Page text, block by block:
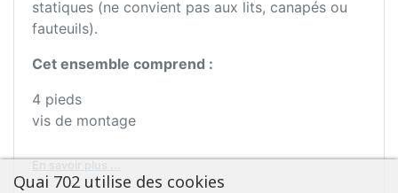
statiques (ne convient pas aux lits, canapés ou
fauteuils).
Cet ensemble comprend :
4 pieds
vis de montage
Quai 702 utilise des cookies